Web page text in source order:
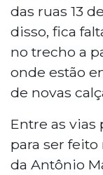
das ruas 13
disso, fica
no trecho a
onde estão
de novas
Entre as vias
para ser feito
da Antônio